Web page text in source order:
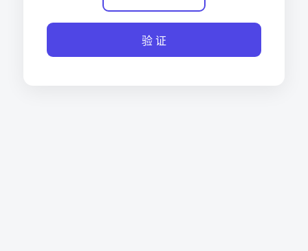
验 证